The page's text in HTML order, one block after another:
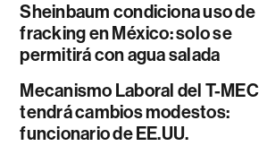
Sheinbaum condiciona uso de
fracking en México: solo se
permitirá con agua salada
Mecanismo Laboral del T-MEC
tendrá cambios modestos:
funcionario de EE.UU.